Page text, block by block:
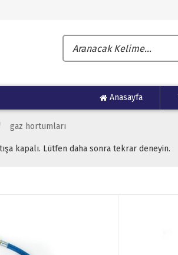
Anasayfa
gaz hortumları
kapalı. Lütfen daha sonra tekrar deneyin.